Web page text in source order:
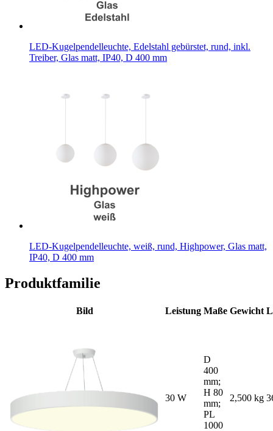
LED-Kugelpendelleuchte, Edelstahl gebürstet, rund, inkl.
Treiber, Glas matt, IP40, D 400 mm
LED-Kugelpendelleuchte, weiß, rund, Highpower, Glas matt,
IP40, D 400 mm
Produktfamilie
Bild Leistung Maße Gewicht
30 W
D
400
mm;
H 80
mm;
PL
1000
2,500 kg